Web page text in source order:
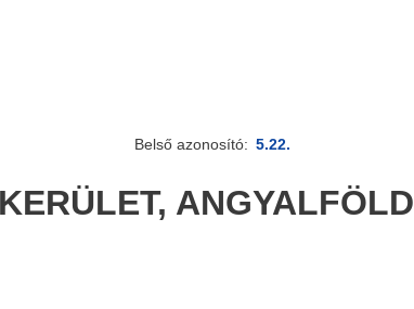
Belső azonosító: 5.22.
ANGYALFÖLD